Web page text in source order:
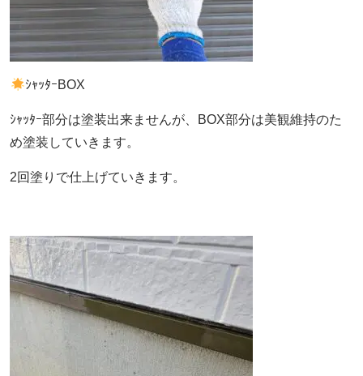
ｼｬｯﾀｰBOX
ｼｬｯﾀｰ部分は塗装出来ませんが、BOX部分は美観維持のた
め塗装していきます。
2回塗りで仕上げていきます。